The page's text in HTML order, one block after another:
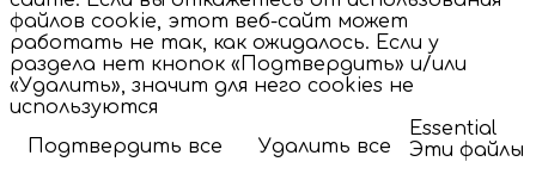
файлов cookie, этот веб-сайт может
работать не так, как ожидалось. Если у
раздела нет кнопок «Подтвердить» и/или
«Удалить», значит для него cookies не
используются
Подтвердить все
Удалить все
Essential
Эти файлы